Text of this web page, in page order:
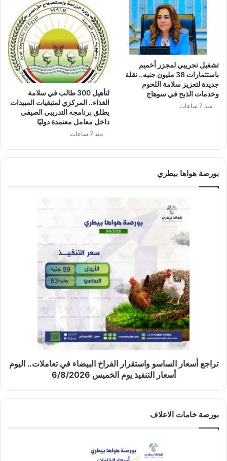
تشغيل تجريبي لمجزر أخميم
باستثمارات 38 مليون جنيه.. نقلة
جديدة لتعزيز سلامة اللحوم
وخدمات الذبح في سوهاج
منذ 7 ساعات
لتأهيل 300 طالب في سلامة
الغذاء.. المركزي لمتبقيات المبيدات
يطلق برنامجه التدريبي الصيفي
داخل معامل معتمدة دوليًا
منذ 7 ساعات
بورصة هواها بيطري
تراجع أسعار الساسو واستقرار الفراخ البيضاء في تعاملات.. اليوم
أسعار التنفيذ يوم الخميس 6/8/2026
بورصة خامات الاعلاف